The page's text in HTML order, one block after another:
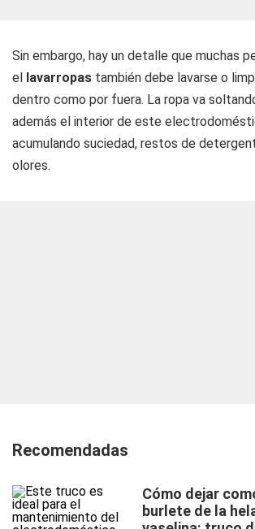
Sin embargo, hay un detalle que muchas
el lavarropas también debe lavarse o
dentro como por fuera. La ropa va
además el interior de este
acumulando suciedad, restos de
olores.
Recomendadas
Cómo dejar
burlete de la